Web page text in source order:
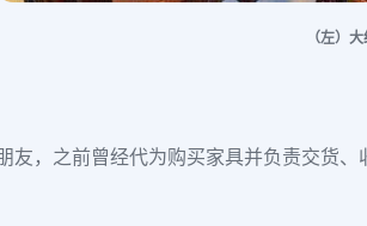
（左）
友，之前曾经代为购买家具并负责交货